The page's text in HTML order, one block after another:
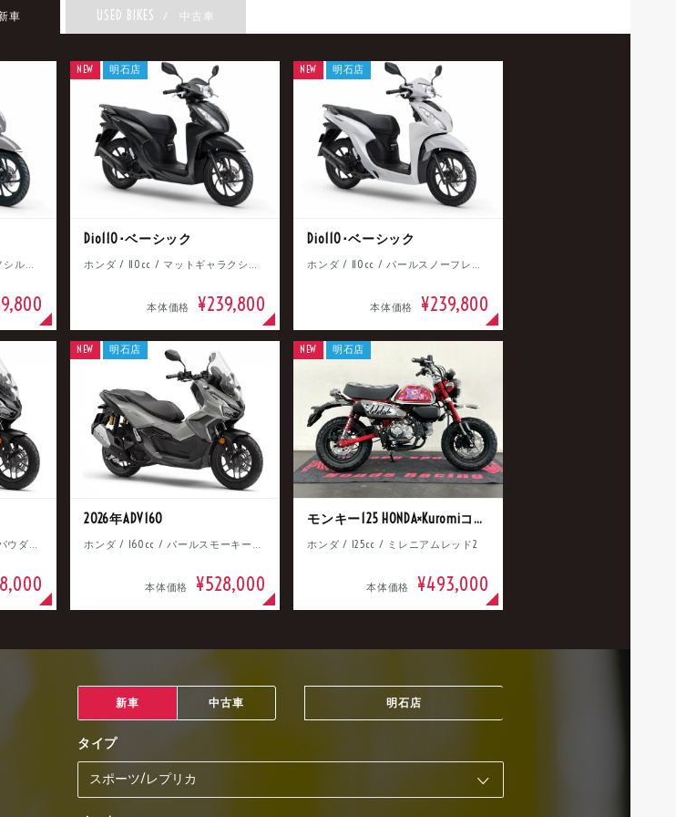
車 USED BIKES / 中古車
ホンダ / 110cc / マットテクノシルバーメタリック
Dio110･ベーシック
ホンダ / 110cc / マットギャラクシーブラックメタリック
本体価格 ¥239,800
NEW 明石店
Dio110･ベーシック
ホンダ / 110cc / パールスノーフレークホワイト
本体価格 ¥239,800
NEW 明石店
ホンダ / 160cc / マットガンパウダーブラックメタリック
2026年ADV160
ホンダ / 160cc / パールスモーキーグレー
本体価格 ¥528,000
NEW 明石店
モンキー125 HONDA×Kuromiコラボ
ホンダ / 125cc / ミレニアムレッド2
本体価格 ¥493,000
NEW 明石店
新車 中古車 明石店
タイプ